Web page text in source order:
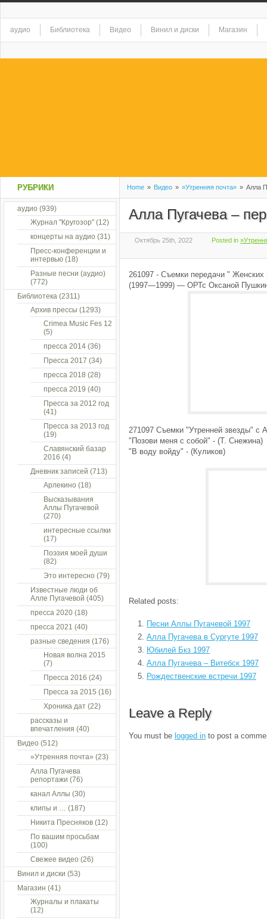
аудио Библиотека Видео Винил и диски Магазин
Home » Видео » »Утренняя почта» » Алла
Алла Пугачева –
Октябрь 25th, 2022 Posted in
261097 - Съемки передачи " Женских
(1997—1999) — ОРТс Оксаной
271097 Съемки "Утренней звезды" с
"Позови меня с собой" - (Т. Снежина)
"В воду войду" - (Куликов)
Related posts:
Песни Аллы Пугачевой 1997
Алла Пугачева в Сургуте 1997
Юбилей Бкз 1997
Алла Пугачева – Витебск 1997
Рождественские встречи 1997
Leave a Reply
You must be logged in to post a
РУБРИКИ
аудио (939)
Журнал "Кругозор" (12)
концерты на аудио (31)
Пресс-конференции и
интервью (18)
Разные песни (аудио)
(772)
Библиотека (2311)
Архив прессы (1293)
Crimea Music Fes 12
(5)
пресса 2014 (36)
Пресса 2017 (34)
пресса 2018 (28)
пресса 2019 (40)
Пресса за 2012 год
(41)
Пресса за 2013 год
(19)
Славянский базар
2016 (4)
Дневник записей (713)
Арлекино (18)
Высказывания
Аллы Пугачевой
(270)
интересные ссылки
(17)
Поэзия моей души
(82)
Это интересно (79)
Известные люди об
Алле Пугачевой (405)
пресса 2020 (18)
пресса 2021 (40)
разные сведения (176)
Новая волна 2015
(7)
Пресса 2016 (24)
Пресса за 2015 (16)
Хроника дат (22)
рассказы и
впечатления (40)
Видео (512)
»Утренняя почта» (23)
Алла Пугачева
репортажи (76)
канал Аллы (30)
клипы и … (187)
Никита Пресняков (12)
По вашим просьбам
(100)
Свежее видео (26)
Винил и диски (53)
Магазин (41)
Журналы и плакаты
(12)